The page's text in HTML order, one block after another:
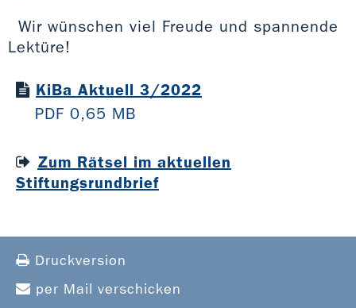
Wir wünschen viel Freude und spannende
Lektüre!
KiBa Aktuell 3/2022
PDF 0,65 MB
Zum Rätsel im aktuellen
Stiftungsrundbrief
Druckversion
per Mail verschicken